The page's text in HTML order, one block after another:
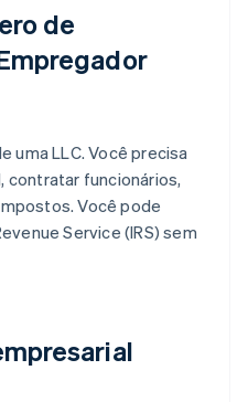
de
uma LLC. Você precisa
contratar funcionários,
Você pode
Service (IRS) sem